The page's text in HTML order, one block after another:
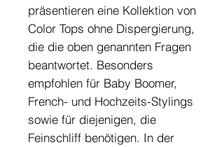
präsentieren eine Kollektion von
Color Tops ohne Dispergierung,
die die oben genannten Fragen
beantwortet. Besonders
empfohlen für Baby Boomer,
French- und Hochzeits-Stylings
sowie für diejenigen, die
Feinschliff benötigen. In der